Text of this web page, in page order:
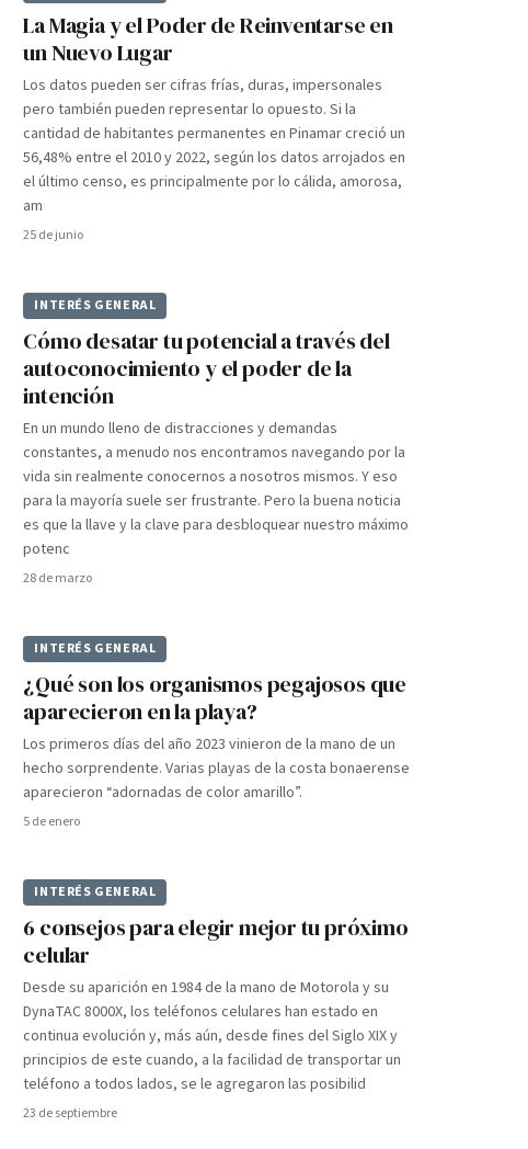
La Magia y el Poder de Reinventarse en
un Nuevo Lugar
Los datos pueden ser cifras frías, duras, impersonales
pero también pueden representar lo opuesto. Si la
cantidad de habitantes permanentes en Pinamar creció un
56,48% entre el 2010 y 2022, según los datos arrojados en
el último censo, es principalmente por lo cálida, amorosa,
am
25 de junio
INTERÉS GENERAL
Cómo desatar tu potencial a través del
autoconocimiento y el poder de la
intención
En un mundo lleno de distracciones y demandas
constantes, a menudo nos encontramos navegando por la
vida sin realmente conocernos a nosotros mismos. Y eso
para la mayoría suele ser frustrante. Pero la buena noticia
es que la llave y la clave para desbloquear nuestro máximo
potenc
28 de marzo
INTERÉS GENERAL
¿Qué son los organismos pegajosos que
aparecieron en la playa?
Los primeros días del año 2023 vinieron de la mano de un
hecho sorprendente. Varias playas de la costa bonaerense
aparecieron “adornadas de color amarillo”.
5 de enero
PIONERO
INTERÉS GENERAL
6 consejos para elegir mejor tu próximo
celular
Desde su aparición en 1984 de la mano de Motorola y su
DynaTAC 8000X, los teléfonos celulares han estado en
continua evolución y, más aún, desde fines del Siglo XIX y
principios de este cuando, a la facilidad de transportar un
teléfono a todos lados, se le agregaron las posibilid
23 de septiembre